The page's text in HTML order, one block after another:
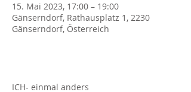
15. Mai 2023, 17:00 – 19:00
Gänserndorf, Rathausplatz 1, 2230
Gänserndorf, Österreich
ICH- einmal anders